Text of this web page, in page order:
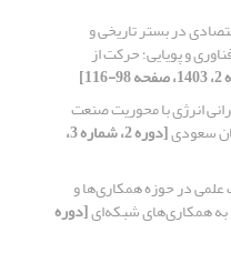
در بستر تاریخی و
و پویایی؛ حرکت از
انرژی با محوریت صنعت
سعودی [دوره 2، شماره 3،
علمی در حوزه همکاری‌ها و
به همکاری‌های شبکه‌ای[دوره